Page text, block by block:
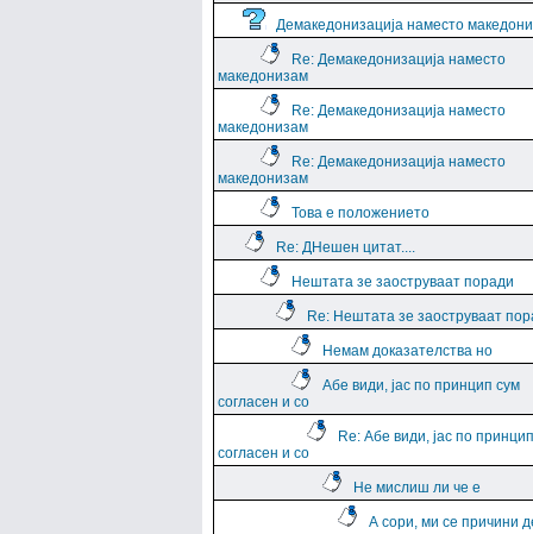
Демакедонизација наместо
Re: Демакедонизација наместо
македонизам
Re: Демакедонизација наместо
македонизам
Re: Демакедонизација наместо
македонизам
Това е положението
Re: ДНешен цитат....
Нештата зе заоструваат поради
Re: Нештата зе заоструваат
Немам доказателства но
Абе види, јас по принцип сум
согласен и со
Re: Абе види, јас по
согласен и со
Не мислиш ли че е
А сори, ми се причини